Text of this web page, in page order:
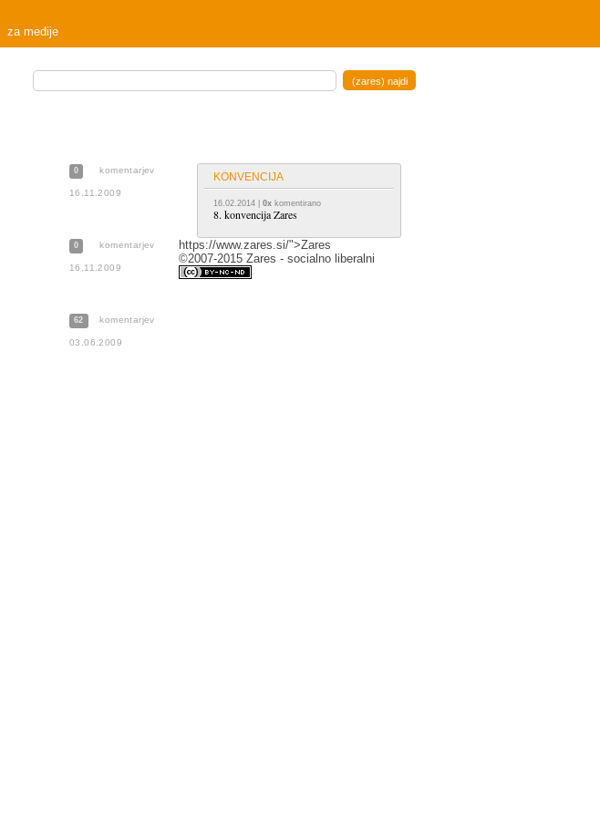
za medije
0 komentarjev
16.11.2009
0 komentarjev
16.11.2009
62 komentarjev
03.06.2009
KONVENCIJA
16.02.2014 0x komentirano
8. konvencija Zares
https://www.zares.si/">Zares
©2007-2015 Zares - socialno liberalni